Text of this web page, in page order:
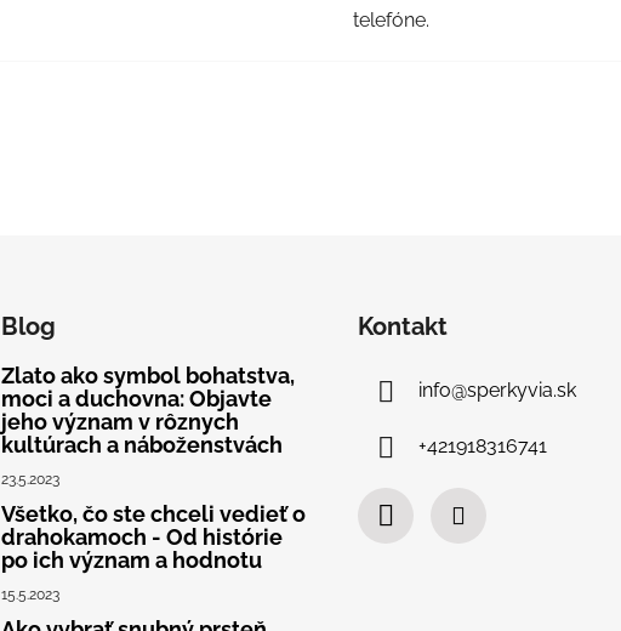
telefóne.
Blog
Zlato ako symbol bohatstva,
moci a duchovna: Objavte
jeho význam v rôznych
kultúrach a náboženstvách
23.5.2023
Všetko, čo ste chceli vedieť o
drahokamoch - Od histórie
po ich význam a hodnotu
15.5.2023
Kontakt
info@sperkyvia.sk
+421918316741